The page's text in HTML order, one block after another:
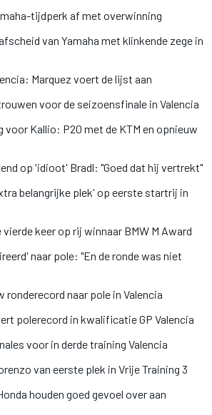
tijdperk af met overwinning
van Yamaha met klinkende zege in
Marquez voert de lijst aan
voor de seizoensfinale in Valencia
voor Kallio: P20 met de KTM en opnieuw
op 'idioot' Bradl: "Goed dat hij vertrekt"
belangrijke plek' op eerste startrij in
vierde keer op rij winnaar BMW M Award
naar pole: "En de ronde was niet
ronderecord naar pole in Valencia
polerecord in kwalificatie GP Valencia
voor in derde training Valencia
van eerste plek in Vrije Training 3
houden goed gevoel over aan